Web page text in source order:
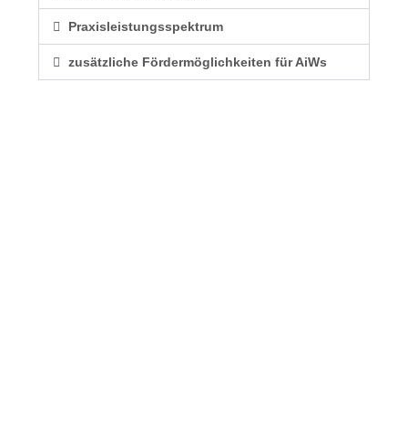
Praxisleistungsspektrum
zusätzliche Fördermöglichkeiten für AiWs